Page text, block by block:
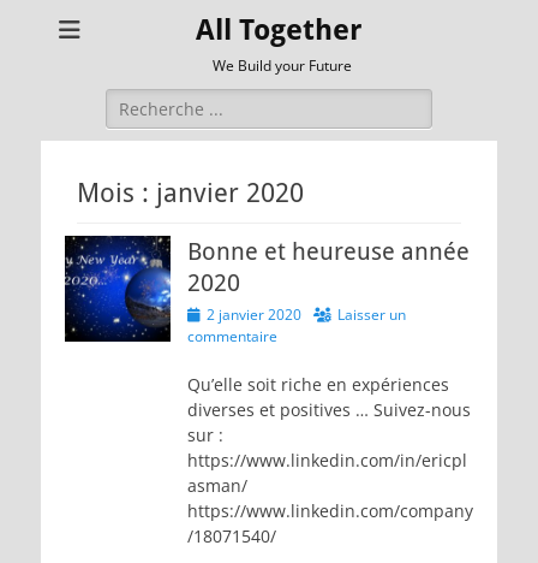
All Together
We Build your Future
Rechercher :
Mois : janvier 2020
Bonne et heureuse année
2020
Posted
on
2 janvier 2020
Laisser un
commentaire
Qu’elle soit riche en expériences
diverses et positives … Suivez-nous
sur :
https://www.linkedin.com/in/ericpl
asman/
https://www.linkedin.com/company
/18071540/